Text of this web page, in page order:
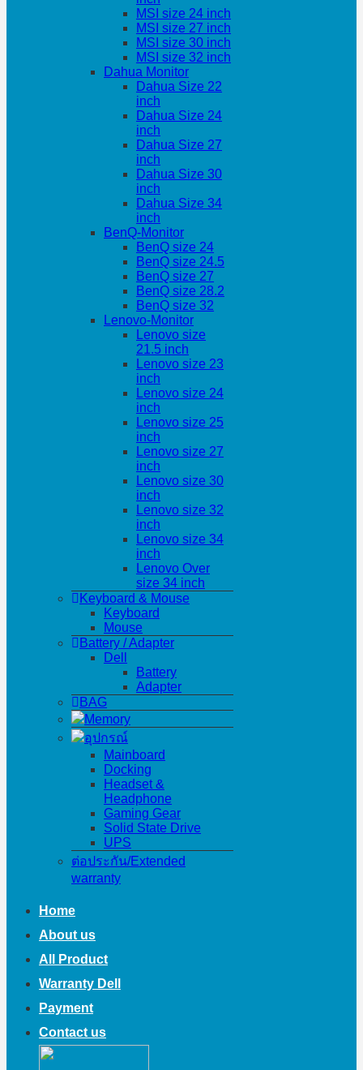
MSI size 24 inch
MSI size 27 inch
MSI size 30 inch
MSI size 32 inch
Dahua Monitor
Dahua Size 22
inch
Dahua Size 24
inch
Dahua Size 27
inch
Dahua Size 30
inch
Dahua Size 34
inch
BenQ-Monitor
BenQ size 24
BenQ size 24.5
BenQ size 27
BenQ size 28.2
BenQ size 32
Lenovo-Monitor
Lenovo size
21.5 inch
Lenovo size 23
inch
Lenovo size 24
inch
Lenovo size 25
inch
Lenovo size 27
inch
Lenovo size 30
inch
Lenovo size 32
inch
Lenovo size 34
inch
Lenovo Over
size 34 inch
Keyboard & Mouse
Keyboard
Mouse
Battery / Adapter
Dell
Battery
Adapter
BAG
Memory
อุปกรณ์
Mainboard
Docking
Headset &
Headphone
Gaming Gear
Solid State Drive
UPS
ต่อประกัน/Extended
warranty
Home
About us
All Product
Warranty Dell
Payment
Contact us